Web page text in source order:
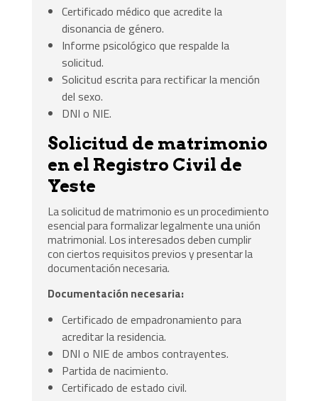
Certificado médico que acredite la
disonancia de género.
Informe psicológico que respalde la
solicitud.
Solicitud escrita para rectificar la mención
del sexo.
DNI o NIE.
Solicitud de matrimonio
en el Registro Civil de
Yeste
La solicitud de matrimonio es un procedimiento
esencial para formalizar legalmente una unión
matrimonial. Los interesados deben cumplir
con ciertos requisitos previos y presentar la
documentación necesaria.
Documentación necesaria:
Certificado de empadronamiento para
acreditar la residencia.
DNI o NIE de ambos contrayentes.
Partida de nacimiento.
Certificado de estado civil.